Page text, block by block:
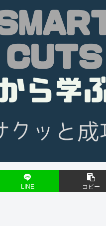
LINE コピー